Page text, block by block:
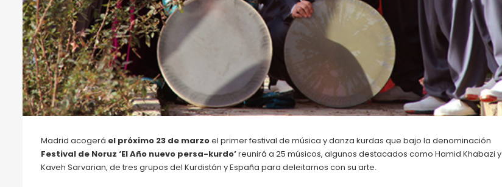
Madrid acogerá el próximo 23 de marzoel primer festival de música y danza kurdas que bajo la denominación
Festival de Noruz ‘El Año nuevo persa-kurdo’reunirá a 25 músicos, algunos destacados como Hamid Khabazi y
Kaveh Sarvarian, de tres grupos del Kurdistán y España para deleitarnos con su arte.